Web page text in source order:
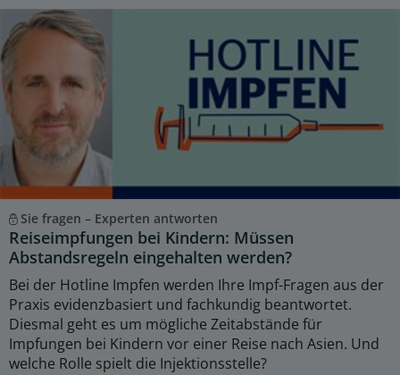
Sie fragen – Experten antworten
Reiseimpfungen bei Kindern: Müssen
Abstandsregeln eingehalten werden?
Bei der Hotline Impfen werden Ihre Impf-Fragen aus der
Praxis evidenzbasiert und fachkundig beantwortet.
Diesmal geht es um mögliche Zeitabstände für
Impfungen bei Kindern vor einer Reise nach Asien. Und
welche Rolle spielt die Injektionsstelle?